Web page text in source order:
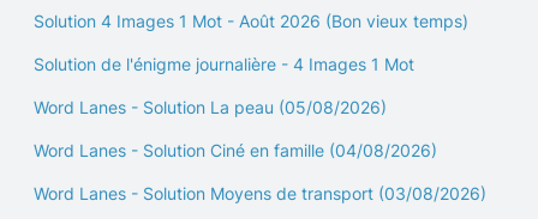
Solution 4 Images 1 Mot - Août 2026 (Bon vieux temps)
Solution de l'énigme journalière - 4 Images 1 Mot
Word Lanes - Solution La peau (05/08/2026)
Word Lanes - Solution Ciné en famille (04/08/2026)
Word Lanes - Solution Moyens de transport (03/08/2026)